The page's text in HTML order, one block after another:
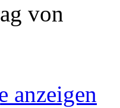
von
anzeigen